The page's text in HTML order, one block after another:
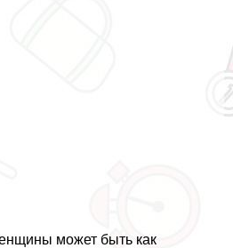
может быть как